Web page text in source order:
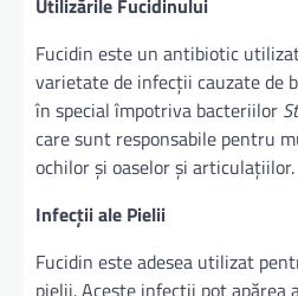
Fucidin este un antibiotic
varietate de infecții cauzate de
în special împotriva bacteriilor
care sunt responsabile pentru
ochilor și oaselor și articulațiilor.
Infecții ale Pielii
Fucidin este adesea utilizat
pielii. Aceste infecții pot apărea